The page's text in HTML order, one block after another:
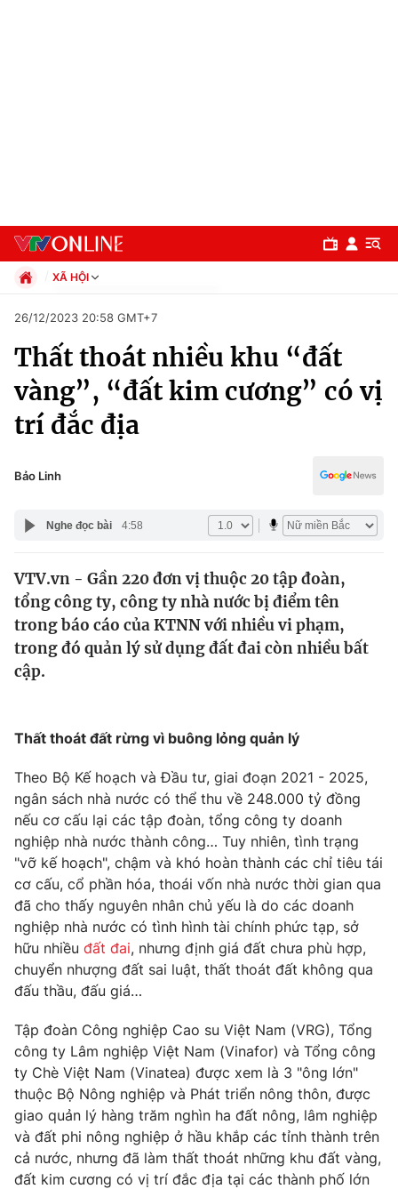
Chuyên mục
Chính trị
Thế giới
Tin tức
Thế giới đó đây
Kinh tế
Thị trường
Góc doanh nghiệp
Phim VTV
Hậu trường
Nhân vật
Khán giả
Giải sao mai
Giải trí
Điện ảnh
Âm nhạc
Sao
Đời sống
Du lịch
Làm đẹp
Chất lượng cuộc sống
Giáo dục
Tuyển sinh
Học trực tuyến
Công nghệ
Sản phẩm
Thị trường
Tư vấn
Giao lưu trực tuyến
Lịch phát sóng
Chuyên mục khác
Emagazine Podcast
XÃ HỘI
Xã hội
Pháp luật
Thể thao
Truyền hình
Văn hóa - Giải trí
Giáo dục
26/12/2023 20:58 GMT+7
Thất thoát nhiều khu “đất
vàng”, “đất kim cương” có vị
trí đắc địa
Bảo Linh
Nghe đọc bài 4:58
VTV.vn - Gần 220 đơn vị thuộc 20 tập đoàn,
tổng công ty, công ty nhà nước bị điểm tên
trong báo cáo của KTNN với nhiều vi phạm,
trong đó quản lý sử dụng đất đai còn nhiều bất
cập.
Thất thoát đất rừng vì buông lỏng quản lý
Theo Bộ Kế hoạch và Đầu tư, giai đoạn 2021 - 2025,
ngân sách nhà nước có thể thu về 248.000 tỷ đồng
nếu cơ cấu lại các tập đoàn, tổng công ty doanh
nghiệp nhà nước thành công… Tuy nhiên, tình trạng
"vỡ kế hoạch", chậm và khó hoàn thành các chỉ tiêu tái
cơ cấu, cổ phần hóa, thoái vốn nhà nước thời gian qua
đã cho thấy nguyên nhân chủ yếu là do các doanh
nghiệp nhà nước có tình hình tài chính phức tạp, sở
hữu nhiều đất đai, nhưng định giá đất chưa phù hợp,
chuyển nhượng đất sai luật, thất thoát đất không qua
đấu thầu, đấu giá…
Tập đoàn Công nghiệp Cao su Việt Nam (VRG), Tổng
công ty Lâm nghiệp Việt Nam (Vinafor) và Tổng công
ty Chè Việt Nam (Vinatea) được xem là 3 "ông lớn"
thuộc Bộ Nông nghiệp và Phát triển nông thôn, được
giao quản lý hàng trăm nghìn ha đất nông, lâm nghiệp
và đất phi nông nghiệp ở hầu khắp các tỉnh thành trên
cả nước, nhưng đã làm thất thoát những khu đất vàng,
đất kim cương có vị trí đắc địa tại các thành phố lớn